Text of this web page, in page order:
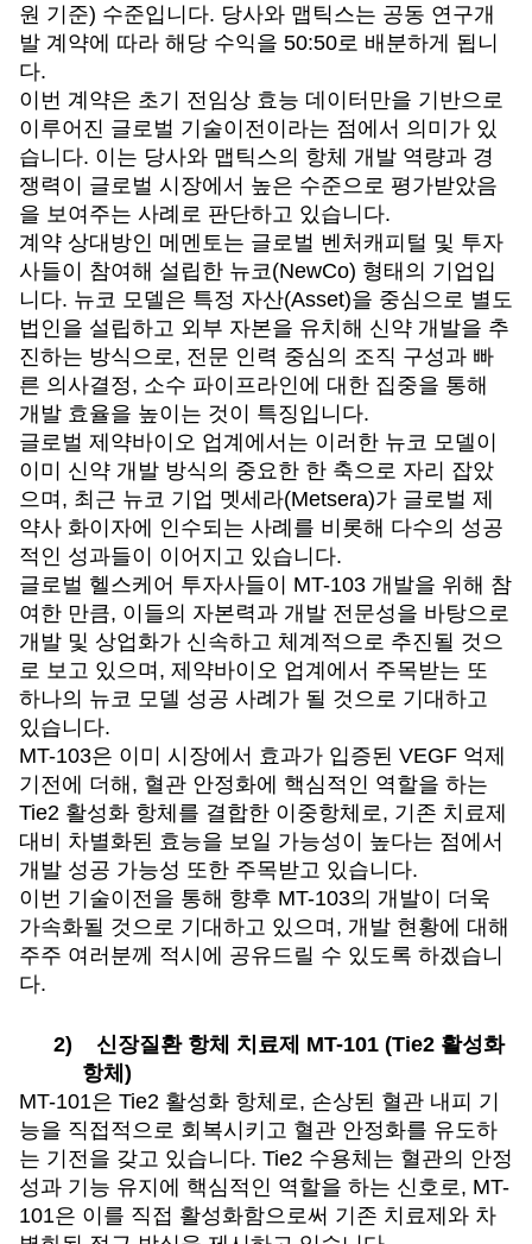
원 기준) 수준입니다. 당사와 맵틱스는 공동 연구개
발 계약에 따라 해당 수익을 50:50로 배분하게 됩니
다.
이번 계약은 초기 전임상 효능 데이터만을 기반으로
이루어진 글로벌 기술이전이라는 점에서 의미가 있
습니다. 이는 당사와 맵틱스의 항체 개발 역량과 경
쟁력이 글로벌 시장에서 높은 수준으로 평가받았음
을 보여주는 사례로 판단하고 있습니다.
계약 상대방인 메멘토는 글로벌 벤처캐피털 및 투자
사들이 참여해 설립한 뉴코(NewCo) 형태의 기업입
니다. 뉴코 모델은 특정 자산(Asset)을 중심으로 별도
법인을 설립하고 외부 자본을 유치해 신약 개발을 추
진하는 방식으로, 전문 인력 중심의 조직 구성과 빠
른 의사결정, 소수 파이프라인에 대한 집중을 통해
개발 효율을 높이는 것이 특징입니다.
글로벌 제약바이오 업계에서는 이러한 뉴코 모델이
이미 신약 개발 방식의 중요한 한 축으로 자리 잡았
으며, 최근 뉴코 기업 멧세라(Metsera)가 글로벌 제
약사 화이자에 인수되는 사례를 비롯해 다수의 성공
적인 성과들이 이어지고 있습니다.
글로벌 헬스케어 투자사들이 MT-103 개발을 위해 참
여한 만큼, 이들의 자본력과 개발 전문성을 바탕으로
개발 및 상업화가 신속하고 체계적으로 추진될 것으
로 보고 있으며, 제약바이오 업계에서 주목받는 또
하나의 뉴코 모델 성공 사례가 될 것으로 기대하고
있습니다.
MT-103은 이미 시장에서 효과가 입증된 VEGF 억제
기전에 더해, 혈관 안정화에 핵심적인 역할을 하는
Tie2 활성화 항체를 결합한 이중항체로, 기존 치료제
대비 차별화된 효능을 보일 가능성이 높다는 점에서
개발 성공 가능성 또한 주목받고 있습니다.
이번 기술이전을 통해 향후 MT-103의 개발이 더욱
가속화될 것으로 기대하고 있으며, 개발 현황에 대해
주주 여러분께 적시에 공유드릴 수 있도록 하겠습니
다.
2)
신장질환 항체 치료제 MT-101 (Tie2 활성화
항체)
MT-101은 Tie2 활성화 항체로, 손상된 혈관 내피 기
능을 직접적으로 회복시키고 혈관 안정화를 유도하
는 기전을 갖고 있습니다. Tie2 수용체는 혈관의 안정
성과 기능 유지에 핵심적인 역할을 하는 신호로, MT-
101은 이를 직접 활성화함으로써 기존 치료제와 차